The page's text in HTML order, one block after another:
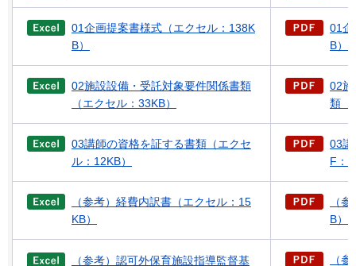
01企画提案書様式（エクセル：138K
B）
01企
B）
02施設設備・受託対象要件関係書類
（エクセル：33KB）
02施
類（
03講師の資格を証する書類（エクセ
ル：12KB）
03講
F：
（参考）経費内訳書（エクセル：15
KB）
（
B）
（参考）認可外保育施設指導監督基
（